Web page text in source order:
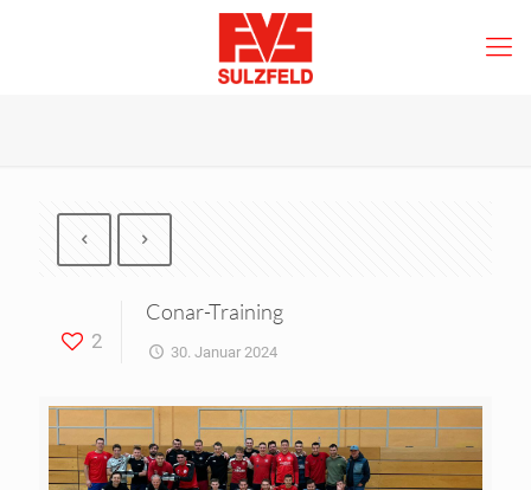
2
Conar-Training
30. Januar 2024